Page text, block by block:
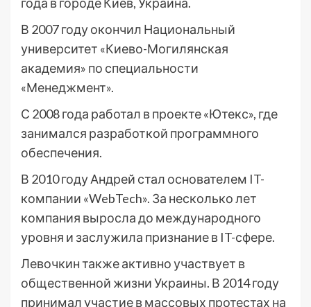
В 2007 году окончил Национальный
университет «Киево-Могилянская
академия» по специальности
«Менеджмент».
С 2008 года работал в проекте «Ютекс», где
занимался разработкой программного
обеспечения.
В 2010 году Андрей стал основателем IT-
компании «WebTech». За несколько лет
компания выросла до международного
уровня и заслужила признание в IT-сфере.
Левочкин также активно участвует в
общественной жизни Украины. В 2014 году
принимал участие в массовых протестах на